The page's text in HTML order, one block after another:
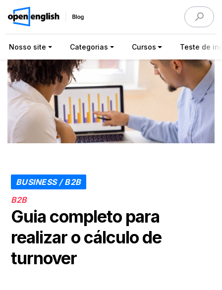
Nosso site Categorias Cursos Teste de
BUSINESS / B2B
B2B
Guia completo para
realizar o cálculo de
turnover